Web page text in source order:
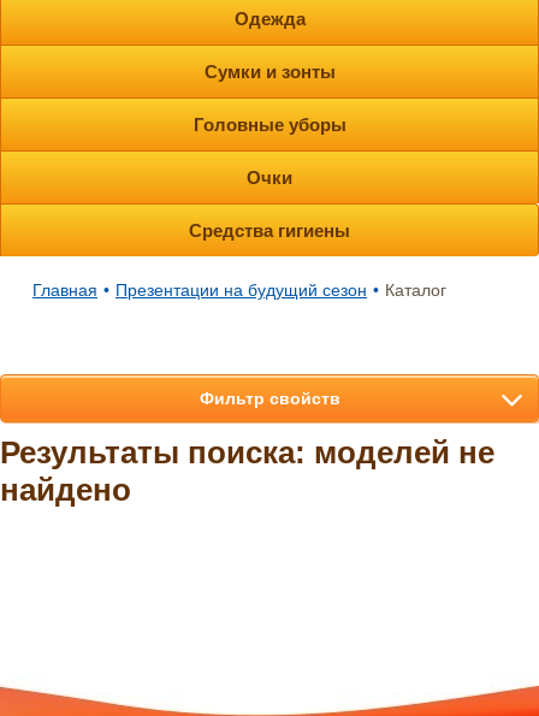
Одежда
Сумки и зонты
Головные уборы
Очки
Средства гигиены
Главная • Презентации на будущий сезон • Каталог
Результаты поиска: моделей не
найдено
Фильтр свойств